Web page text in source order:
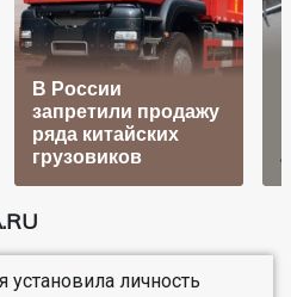
В России
запретили продажу
ряда китайских
грузовиков
установила личность